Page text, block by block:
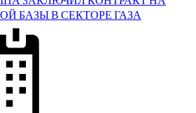
БАЗЫ В СЕКТОРЕ ГАЗА